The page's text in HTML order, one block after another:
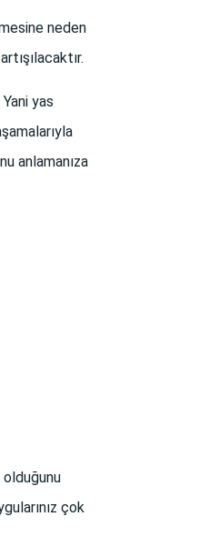
neden
yas
anlamanıza
olduğunu
çok